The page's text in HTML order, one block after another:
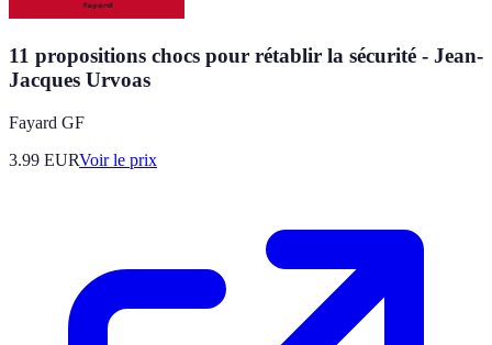
11 propositions chocs pour rétablir la sécurité - Jean-
Jacques Urvoas
Fayard GF
3.99 EURVoir le prix